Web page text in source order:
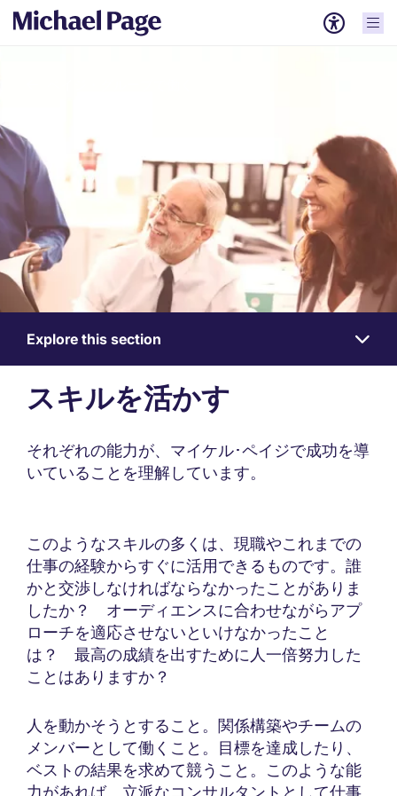
WorkExplore this section
スキルを活かす
それぞれの能力が、マイケル･ペイジで成功を導
いていることを理解しています。
このようなスキルの多くは、現職やこれまでの
仕事の経験からすぐに活用できるものです。誰
かと交渉しなければならなかったことがありま
したか？ オーディエンスに合わせながらアプ
ローチを適応させないといけなかったこと
は？ 最高の成績を出すために人一倍努力した
ことはありますか？
人を動かそうとすること。関係構築やチームの
メンバーとして働くこと。目標を達成したり、
ベストの結果を求めて競うこと。このような能